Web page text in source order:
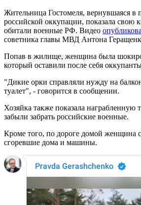
Жительница Гостомеля, вернувшаяся в
российской оккупации, показала свою
обитали военные РФ. Видео
советника главы МВД Антона
Попав в жилище, женщина была
который оставили после себя
"Дикие орки справляли нужду на
туалет", - говорится в сообщении.
Хозяйка также показала награбленную
забыли забрать российские военные.
Кроме того, по дороге домой женщина
сгоревшие дома и машины.